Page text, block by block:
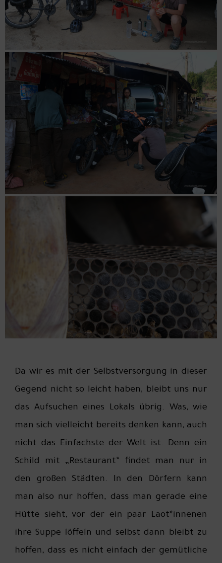
Da wir es mit der Selbstversorgung in dieser
Gegend nicht so leicht haben, bleibt uns nur
das Aufsuchen eines Lokals übrig. Was, wie
man sich vielleicht bereits denken kann, auch
nicht das Einfachste der Welt ist. Denn ein
Schild mit „Restaurant“ findet man nur in
den großen Städten. In den Dörfern kann
man also nur hoffen, dass man gerade eine
Hütte sieht, vor der ein paar Laot*innenen
ihre Suppe löffeln und selbst dann bleibt zu
hoffen, dass es nicht einfach der gemütliche